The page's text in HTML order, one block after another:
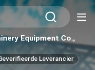
Equipment Co.,
Leverancier